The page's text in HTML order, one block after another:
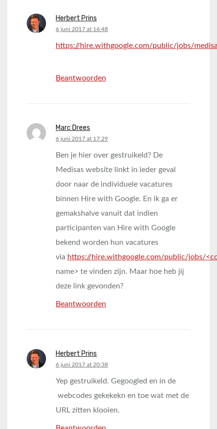
Herbert Prins
says:
6 juni 2017 at 16:48
https://hire.withgoogle.com/public/jobs/
Beantwoorden
Marc Drees
says:
6 juni 2017 at 17:29
Ben je hier over gestruikeld? De
Medisas website linkt in ieder geval
door naar de individuele vacatures
binnen Hire with Google. En ik ga er
gemakshalve vanuit dat indien
participanten van Hire with Google
bekend worden hun vacatures
via https://hire.withgoogle.com/public/jobs/
name> te vinden zijn. Maar hoe heb jij
deze link gevonden?
Beantwoorden
Herbert Prins
says:
6 juni 2017 at 20:38
Yep gestruikeld. Gegoogled en in de
webcodes gekekekn en toe wat met de
URL zitten klooien.